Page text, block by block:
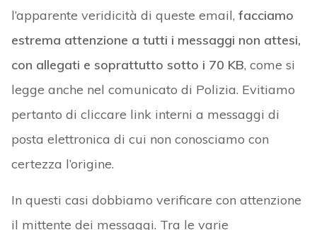
l’apparente veridicità di queste email, facciamo
estrema attenzione a tutti i messaggi non attesi,
con allegati e soprattutto sotto i 70 KB, come si
legge anche nel comunicato di Polizia. Evitiamo
pertanto di cliccare link interni a messaggi di
posta elettronica di cui non conosciamo con
certezza l’origine.
In questi casi dobbiamo verificare con attenzione
il mittente dei messaggi. Tra le varie